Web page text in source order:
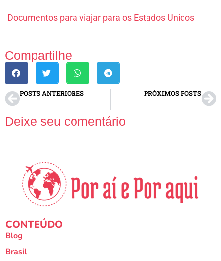
Documentos para viajar para os Estados Unidos
Compartilhe
POSTS ANTERIORES PRÓXIMOS POSTS
Deixe seu comentário
CONTEÚDO
Blog
Brasil